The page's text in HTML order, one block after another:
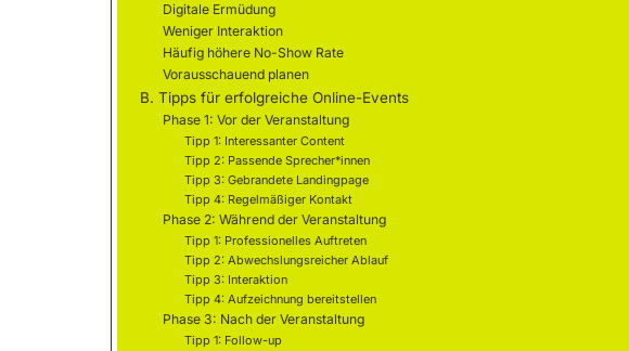
Digitale Ermüdung
Weniger Interaktion
Häufig höhere No-Show Rate
Vorausschauend planen
B. Tipps für erfolgreiche Online-Events
Phase 1: Vor der Veranstaltung
Tipp 1: Interessanter Content
Tipp 2: Passende Sprecher*innen
Tipp 3: Gebrandete Landingpage
Tipp 4: Regelmäßiger Kontakt
Phase 2: Während der Veranstaltung
Tipp 1: Professionelles Auftreten
Tipp 2: Abwechslungsreicher Ablauf
Tipp 3: Interaktion
Tipp 4: Aufzeichnung bereitstellen
Phase 3: Nach der Veranstaltung
Tipp 1: Follow-up